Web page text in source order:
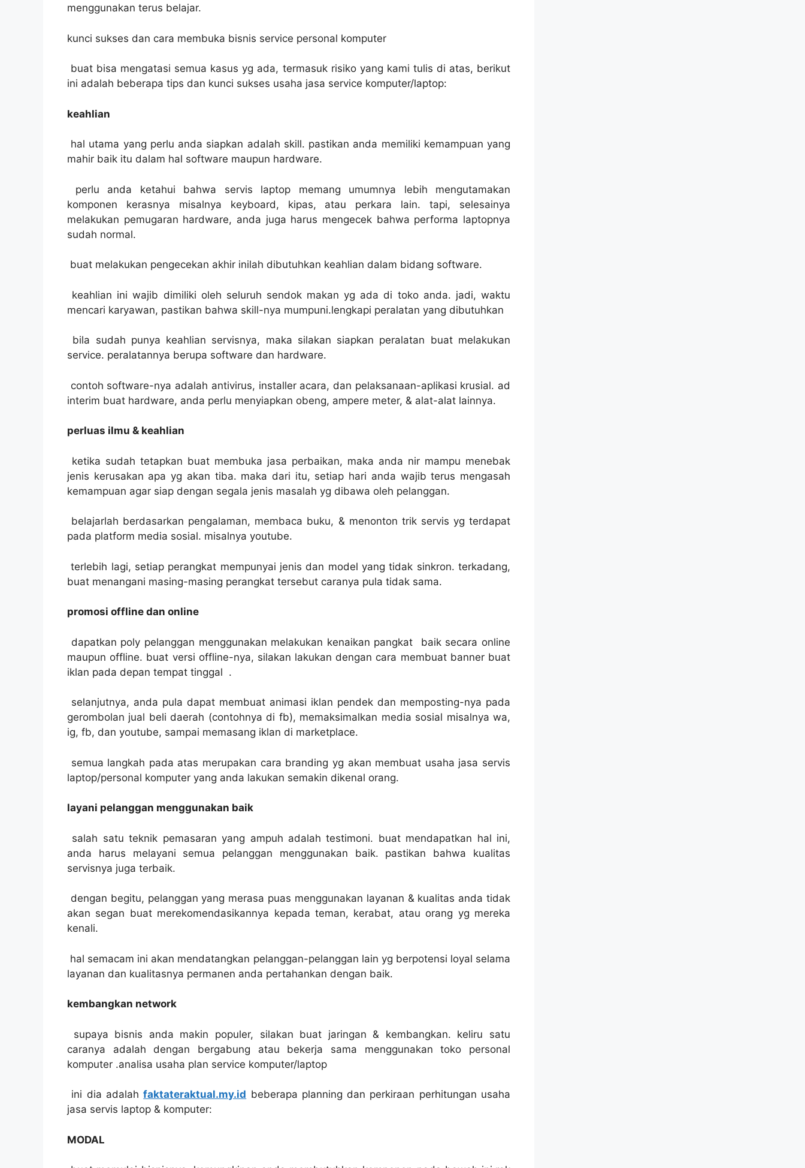
menggunakan terus belajar.
kunci sukses dan cara membuka bisnis service personal komputer
buat bisa mengatasi semua kasus yg ada, termasuk risiko yang kami tulis di atas, berikut
ini adalah beberapa tips dan kunci sukses usaha jasa service komputer/laptop:
keahlian
hal utama yang perlu anda siapkan adalah skill. pastikan anda memiliki kemampuan yang
mahir baik itu dalam hal software maupun hardware.
perlu anda ketahui bahwa servis laptop memang umumnya lebih mengutamakan
komponen kerasnya misalnya keyboard, kipas, atau perkara lain. tapi, selesainya
melakukan pemugaran hardware, anda juga harus mengecek bahwa performa laptopnya
sudah normal.
buat melakukan pengecekan akhir inilah dibutuhkan keahlian dalam bidang software.
keahlian ini wajib dimiliki oleh seluruh sendok makan yg ada di toko anda. jadi, waktu
mencari karyawan, pastikan bahwa skill-nya mumpuni.lengkapi peralatan yang dibutuhkan
bila sudah punya keahlian servisnya, maka silakan siapkan peralatan buat melakukan
service. peralatannya berupa software dan hardware.
contoh software-nya adalah antivirus, installer acara, dan pelaksanaan-aplikasi krusial. ad
interim buat hardware, anda perlu menyiapkan obeng, ampere meter, & alat-alat lainnya.
perluas ilmu & keahlian
ketika sudah tetapkan buat membuka jasa perbaikan, maka anda nir mampu menebak
jenis kerusakan apa yg akan tiba. maka dari itu, setiap hari anda wajib terus mengasah
kemampuan agar siap dengan segala jenis masalah yg dibawa oleh pelanggan.
belajarlah berdasarkan pengalaman, membaca buku, & menonton trik servis yg terdapat
pada platform media sosial. misalnya youtube.
terlebih lagi, setiap perangkat mempunyai jenis dan model yang tidak sinkron. terkadang,
buat menangani masing-masing perangkat tersebut caranya pula tidak sama.
promosi offline dan online
dapatkan poly pelanggan menggunakan melakukan kenaikan pangkat baik secara online
maupun offline. buat versi offline-nya, silakan lakukan dengan cara membuat banner buat
iklan pada depan tempat tinggal .
selanjutnya, anda pula dapat membuat animasi iklan pendek dan memposting-nya pada
gerombolan jual beli daerah (contohnya di fb), memaksimalkan media sosial misalnya wa,
ig, fb, dan youtube, sampai memasang iklan di marketplace.
semua langkah pada atas merupakan cara branding yg akan membuat usaha jasa servis
laptop/personal komputer yang anda lakukan semakin dikenal orang.
layani pelanggan menggunakan baik
salah satu teknik pemasaran yang ampuh adalah testimoni. buat mendapatkan hal ini,
anda harus melayani semua pelanggan menggunakan baik. pastikan bahwa kualitas
servisnya juga terbaik.
dengan begitu, pelanggan yang merasa puas menggunakan layanan & kualitas anda tidak
akan segan buat merekomendasikannya kepada teman, kerabat, atau orang yg mereka
kenali.
hal semacam ini akan mendatangkan pelanggan-pelanggan lain yg berpotensi loyal selama
layanan dan kualitasnya permanen anda pertahankan dengan baik.
kembangkan network
supaya bisnis anda makin populer, silakan buat jaringan & kembangkan. keliru satu
caranya adalah dengan bergabung atau bekerja sama menggunakan toko personal
komputer .analisa usaha plan service komputer/laptop
ini dia adalahfaktateraktual.my.id beberapa planning dan perkiraan perhitungan usaha
jasa servis laptop & komputer:
MODAL